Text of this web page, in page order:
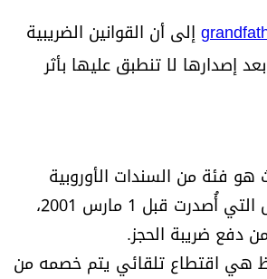
إلى أن القوانين الضريبية
إصدارها لا تنطبق عليها بأثر
هو فئة من السندات الأوروبية
القابلة للتداول التي أُصدرت قبل 1 مارس 2001،
دفع ضريبة الحجز.
هي اقتطاع تلقائي يتم خصمه من